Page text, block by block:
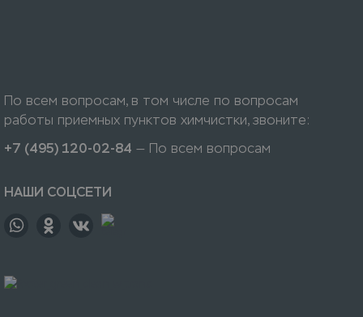
По всем вопросам, в том числе по вопросам
работы приемных пунктов химчистки, звоните:
+7 (495) 120-02-84 — По всем вопросам
НАШИ СОЦСЕТИ